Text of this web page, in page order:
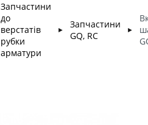
Запчастини
до
верстатів
рубки
арматури
►
Запчастини
GQ, RC
►